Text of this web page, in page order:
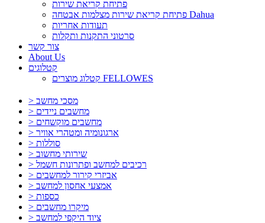
פתיחת קריאת שירות
פתיחת קריאת שירות מצלמות אבטחה Dahua
תעודות אחריות
סרטוני התקנות ותקלות
צור קשר
About Us
קטלוגים
קטלוג מוצרים FELLOWES
> מסכי מחשב
> מחשבים ניידים
> מחשבים מוקשחים
> ארגונומיה ומטהרי אוויר
> סוללות
> שירותי מחשוב
> רכיבים למחשב ופתרונות חשמל
> אביזרי קירור למחשבים
> אמצעי אחסון למחשב
> כספות
> מיקרו מחשבים
> ציוד היקפי למחשב